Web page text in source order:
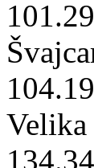
101.29
104.19
134.34